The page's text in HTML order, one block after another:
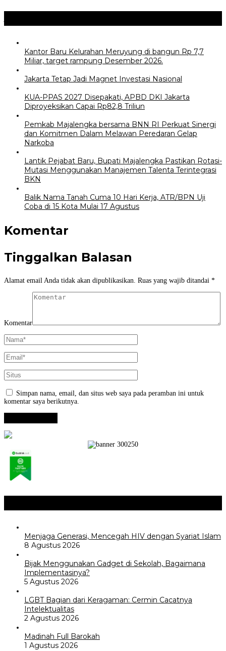
Kantor Baru Kelurahan Meruyung di bangun Rp 7,7
Miliar, target rampung Desember 2026.
Jakarta Tetap Jadi Magnet Investasi Nasional
KUA-PPAS 2027 Disepakati, APBD DKI Jakarta
Diproyeksikan Capai Rp82,8 Triliun
Pemkab Majalengka bersama BNN RI Perkuat Sinergi
dan Komitmen Dalam Melawan Peredaran Gelap
Narkoba
Lantik Pejabat Baru, Bupati Majalengka Pastikan Rotasi-
Mutasi Menggunakan Manajemen Talenta Terintegrasi
BKN
Balik Nama Tanah Cuma 10 Hari Kerja, ATR/BPN Uji
Coba di 15 Kota Mulai 17 Agustus
Komentar
Tinggalkan Balasan
Alamat email Anda tidak akan dipublikasikan. Ruas yang wajib ditandai *
Komentar
Simpan nama, email, dan situs web saya pada peramban ini untuk
komentar saya berikutnya.
Menjaga Generasi, Mencegah HIV dengan Syariat Islam
8 Agustus 2026
Bijak Menggunakan Gadget di Sekolah, Bagaimana
Implementasinya?
5 Agustus 2026
LGBT Bagian dari Keragaman: Cermin Cacatnya
Intelektualitas
2 Agustus 2026
Madinah Full Barokah
1 Agustus 2026